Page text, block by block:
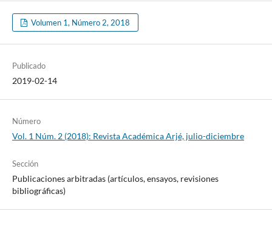
Volumen 1, Número 2, 2018
Publicado
2019-02-14
Número
Vol. 1 Núm. 2 (2018): Revista Académica Arjé, julio-diciembre
Sección
Publicaciones arbitradas (artículos, ensayos, revisiones
bibliográficas)